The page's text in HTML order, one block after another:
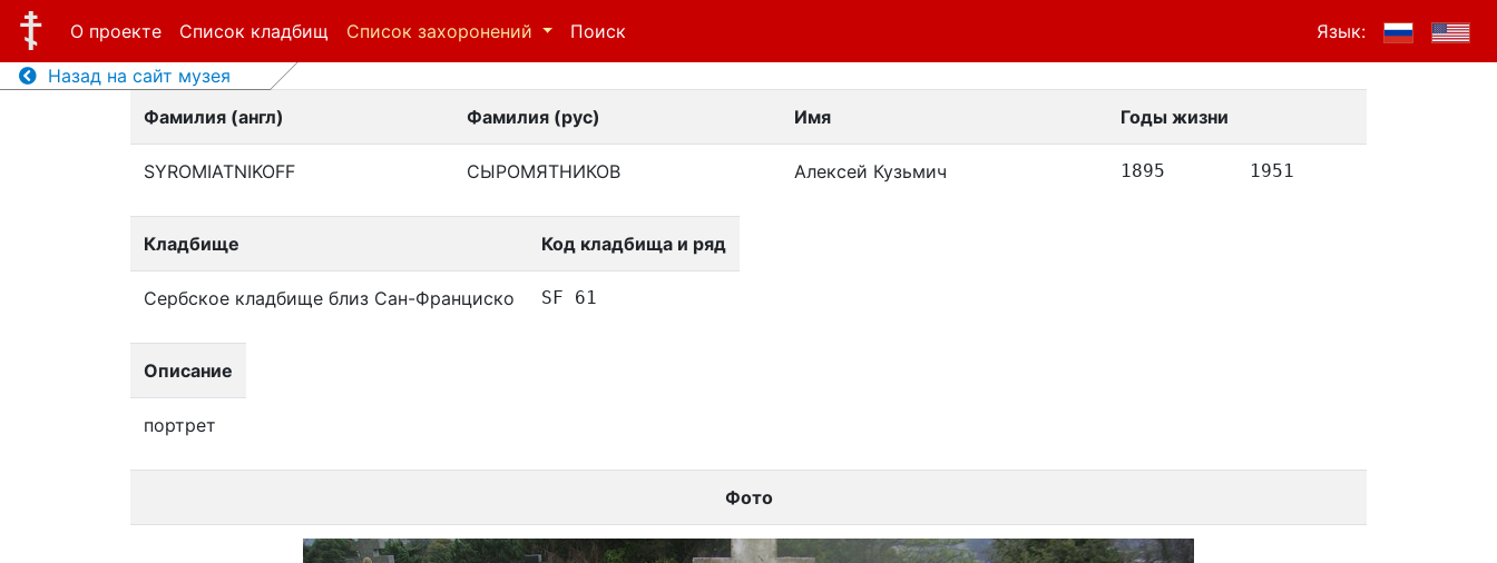
О проекте Список кладбищ Список захоронений Поиск
Язык:
Назад на сайт музея
Фамилия (англ)
Фамилия (рус) Имя Годы жизни
SYROMIATNIKOFF СЫРОМЯТНИКОВ Алексей Кузьмич 1895 1951
Кладбище Код кладбища и ряд
Сербское кладбище близ Сан-Франциско SF 61
Описание
портрет
Фото